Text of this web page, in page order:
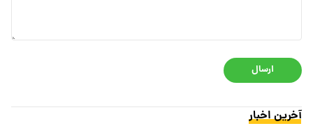
ارسال
آخرین اخبار